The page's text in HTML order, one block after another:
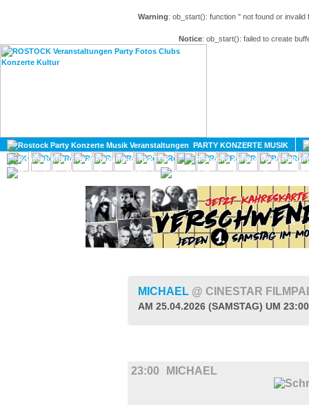
Warning: ob_start(): function '' not found or
Notice: ob_start(): failed to create
PARTY KONZERTE MUSIK
KULTUR
GAY
MICHAEL @ CINESTAR
AM 25.04.2026 (SAMSTAG) UM
23:00 MICHAEL